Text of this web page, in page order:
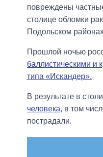
повреждены
столице обломки
Подольском
Прошлой ночью
баллистическими и
типа «Искандер».
В результате в
человека, в том
пострадали.